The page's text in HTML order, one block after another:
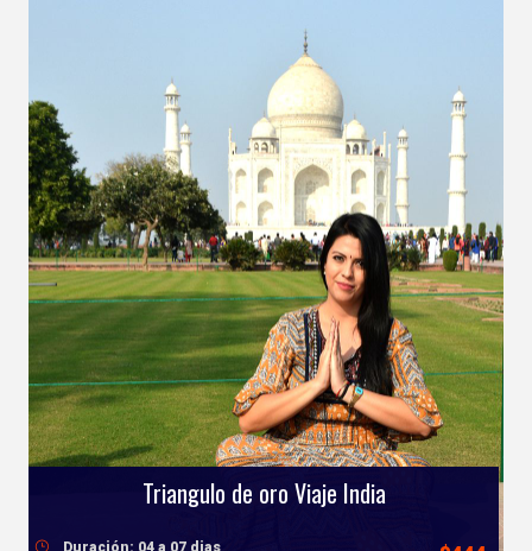
Triangulo de oro Viaje India
Duración: 04 a 07 dias